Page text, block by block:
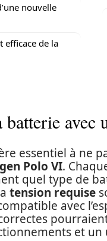
nouvelle
efficace de la
avec
essentiel à ne
Polo VI.
quel type de
tension requise
avec
et